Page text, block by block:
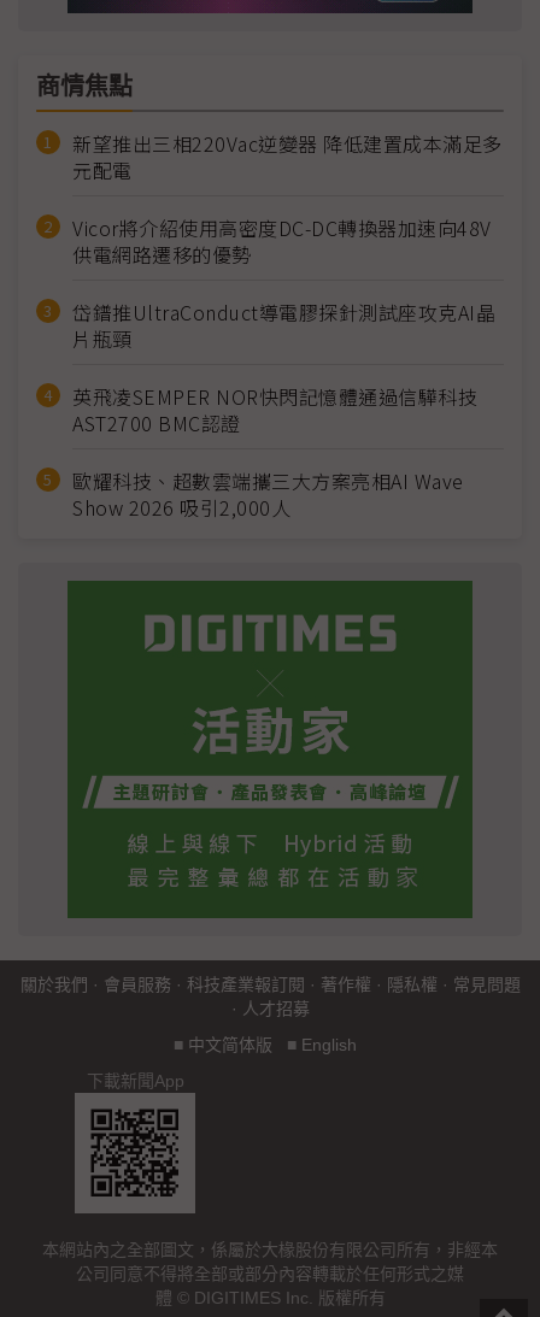
商情焦點
新望推出三相220Vac逆變器 降低建置成本滿足多
元配電
Vicor將介紹使用高密度DC-DC轉換器加速向48V
供電網路遷移的優勢
岱鐠推UltraConduct導電膠探針測試座攻克AI晶
片瓶頸
英飛凌SEMPER NOR快閃記憶體通過信驊科技
AST2700 BMC認證
歐耀科技、超數雲端攜三大方案亮相AI Wave
Show 2026 吸引2,000人
關於我們 · 會員服務 · 科技產業報訂閱 · 著作權 · 隱私權 · 常見問題
· 人才招募
■ 中文简体版 ■ English
下載新聞App
本網站內之全部圖文，係屬於大椽股份有限公司所有，非經本
公司同意不得將全部或部分內容轉載於任何形式之媒
體 © DIGITIMES Inc. 版權所有